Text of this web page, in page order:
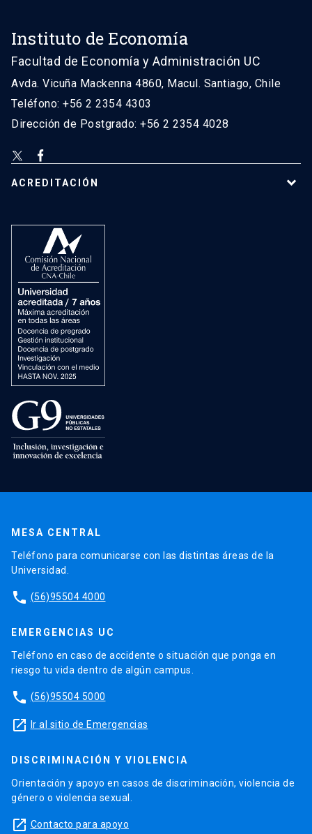
Instituto de Economía
Facultad de Economía y Administración UC
Avda. Vicuña Mackenna 4860, Macul. Santiago, Chile
Teléfono: +56 2 2354 4303
Dirección de Postgrado: +56 2 2354 4028
ACREDITACIÓN
MESA CENTRAL
Teléfono para comunicarse con las distintas áreas de la
Universidad.
phone (56)95504 4000
EMERGENCIAS UC
Teléfono en caso de accidente o situación que ponga en
riesgo tu vida dentro de algún campus.
phone (56)95504 5000
launch Ir al sitio de Emergencias
DISCRIMINACIÓN Y VIOLENCIA
Orientación y apoyo en casos de discriminación, violencia de
género o violencia sexual.
launch Contacto para apoyo